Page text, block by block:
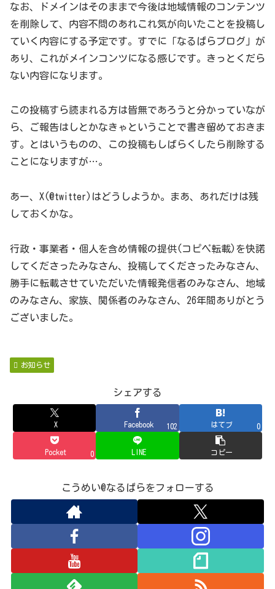
なお、ドメインはそのままで今後は地域情報のコンテンツ
を削除して、内容不問のあれこれ気が向いたことを投稿し
ていく内容にする予定です。すでに「なるぱらブログ」が
あり、これがメインコンツになる感じです。きっとくだら
ない内容になります。
この投稿すら読まれる方は皆無であろうと分かっていなが
ら、ご報告はしとかなきゃということで書き留めておきま
す。とはいうものの、この投稿もしばらくしたら削除する
ことになりますが…。
あー、X(@twitter)はどうしようか。まあ、あれだけは残
しておくかな。
行政・事業者・個人を含め情報の提供(コピペ転載)を快諾
してくださったみなさん、投稿してくださったみなさん、
勝手に転載させていただいた情報発信者のみなさん、地域
のみなさん、家族、関係者のみなさん、26年間ありがとう
ございました。
お知らせ
シェアする
X Facebook 102 はてブ 0
Pocket 0 LINE コピー
こうめい@なるぱらをフォローする